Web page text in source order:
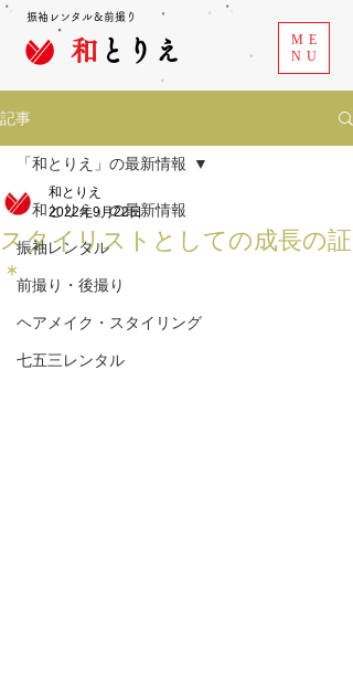
振袖レンタル＆前撮り
和 とりえ
ME
NU
記事
「和とりえ」の最新情報
振袖レンタル
前撮り・後撮り
ヘアメイク・スタイリング
七五三レンタル
「和とりえ」の最新情報
スタイリストとしての成長の証
＊
和とりえ
2022年9月22日